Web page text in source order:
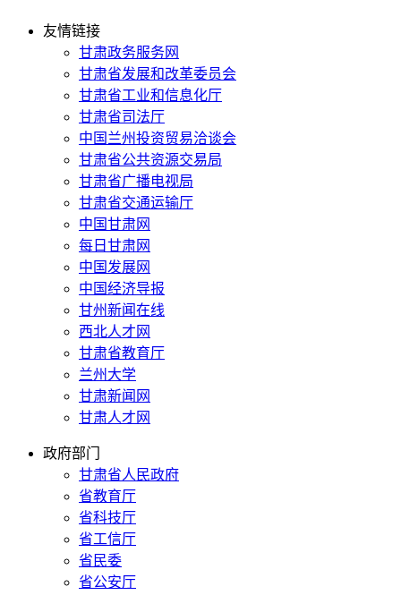
友情链接
甘肃政务服务网
甘肃省发展和改革委员会
甘肃省工业和信息化厅
甘肃省司法厅
中国兰州投资贸易洽谈会
甘肃省公共资源交易局
甘肃省广播电视局
甘肃省交通运输厅
中国甘肃网
每日甘肃网
中国发展网
中国经济导报
甘州新闻在线
西北人才网
甘肃省教育厅
兰州大学
甘肃新闻网
甘肃人才网
政府部门
甘肃省人民政府
省教育厅
省科技厅
省工信厅
省民委
省公安厅